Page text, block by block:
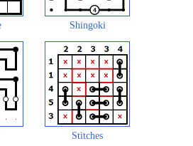
Shingoki
Stitches